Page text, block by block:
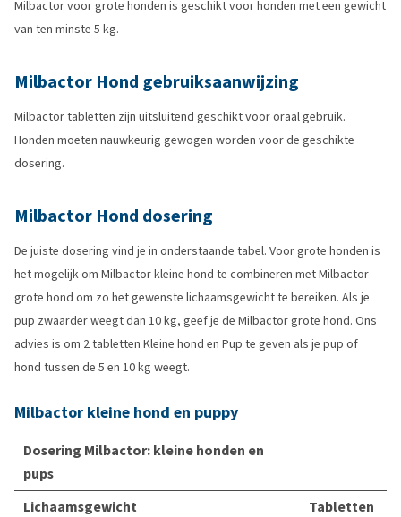
Milbactor voor grote honden is geschikt voor honden met een gewicht
van ten minste 5 kg.
Milbactor Hond gebruiksaanwijzing
Milbactor tabletten zijn uitsluitend geschikt voor oraal gebruik.
Honden moeten nauwkeurig gewogen worden voor de geschikte
dosering.
Milbactor Hond dosering
De juiste dosering vind je in onderstaande tabel. Voor grote honden is
het mogelijk om Milbactor kleine hond te combineren met Milbactor
grote hond om zo het gewenste lichaamsgewicht te bereiken. Als je
pup zwaarder weegt dan 10 kg, geef je de Milbactor grote hond. Ons
advies is om 2 tabletten Kleine hond en Pup te geven als je pup of
hond tussen de 5 en 10 kg weegt.
Milbactor kleine hond en puppy
Dosering Milbactor: kleine honden en
pups
Lichaamsgewicht
Tabletten